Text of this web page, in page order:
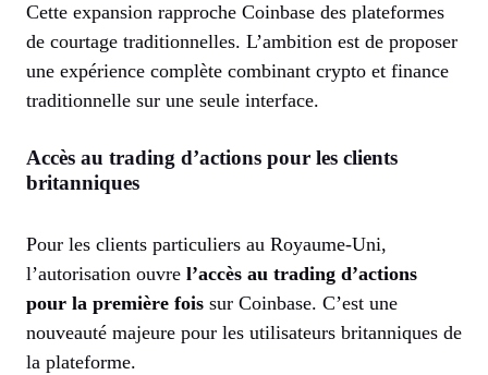
Cette expansion rapproche Coinbase des plateformes
de courtage traditionnelles. L’ambition est de proposer
une expérience complète combinant crypto et finance
traditionnelle sur une seule interface.
Accès au trading d’actions pour les clients
britanniques
Pour les clients particuliers au Royaume-Uni,
l’autorisation ouvre l’accès au trading d’actions
pour la première fois sur Coinbase. C’est une
nouveauté majeure pour les utilisateurs britanniques de
la plateforme.